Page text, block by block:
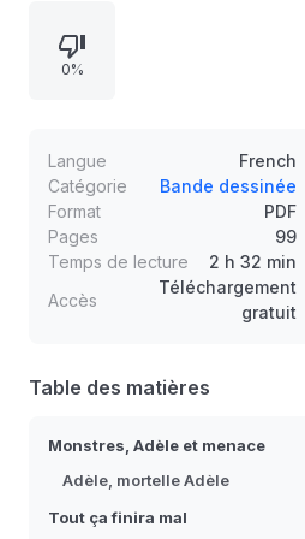
et à son site officiel, tandis que le
document rassemble les crédits de
en couleurs). Mention légale, dépôt
et informations d’édition complètent
l’ensemble.
0%
Langue
French
Catégorie
Bande dessinée
Format
PDF
Pages
99
Temps de lecture
2 h 32 min
Accès
Téléchargement
gratuit
Table des matières
Monstres, Adèle et menace
Adèle, mortelle Adèle
Tout ça finira mal